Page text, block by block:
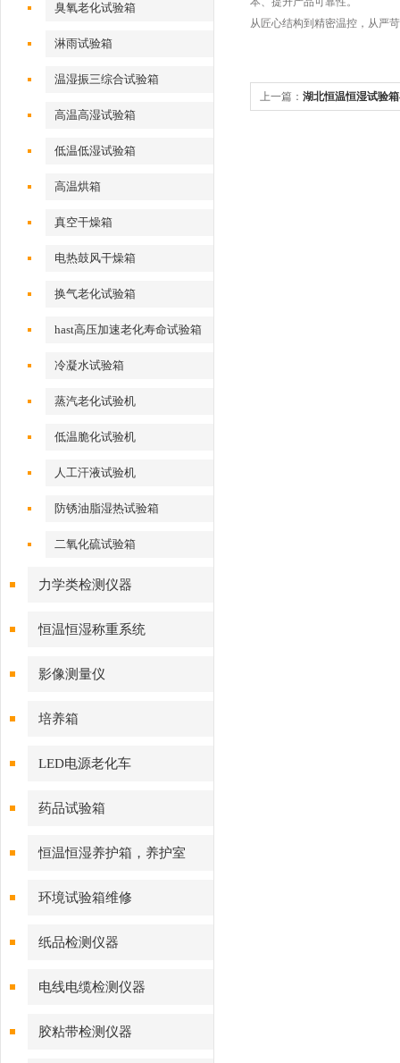
臭氧老化试验箱
淋雨试验箱
温湿振三综合试验箱
高温高湿试验箱
低温低湿试验箱
高温烘箱
真空干燥箱
电热鼓风干燥箱
换气老化试验箱
hast高压加速老化寿命试验箱
冷凝水试验箱
蒸汽老化试验机
低温脆化试验机
人工汗液试验机
防锈油脂湿热试验箱
二氧化硫试验箱
力学类检测仪器
恒温恒湿称重系统
影像测量仪
培养箱
LED电源老化车
药品试验箱
恒温恒湿养护箱，养护室
环境试验箱维修
纸品检测仪器
电线电缆检测仪器
胶粘带检测仪器
从匠心结构到精密温控，从严
上一篇： 湖北恒温恒湿试验